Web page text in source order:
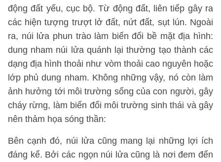
động đất yếu, cục bộ. Từ động đất, liên tiếp gây ra
các hiện tượng trượt lở đất, nứt đất, sụt lún. Ngoài
ra, núi lửa phun trào làm biến đổi bề mặt địa hình:
dung nham núi lửa quánh lại thường tạo thành các
dạng địa hình thoải như vòm thoải cao nguyên hoặc
lớp phủ dung nham. Không những vậy, nó còn làm
ảnh hưởng tới môi trường sống của con người, gây
cháy rừng, làm biến đổi môi trường sinh thái và gây
nên thảm họa sóng thần:
Bên cạnh đó, núi lửa cũng mang lại những lợi ích
đáng kể. Bởi các ngọn núi lửa cũng là nơi đem đến